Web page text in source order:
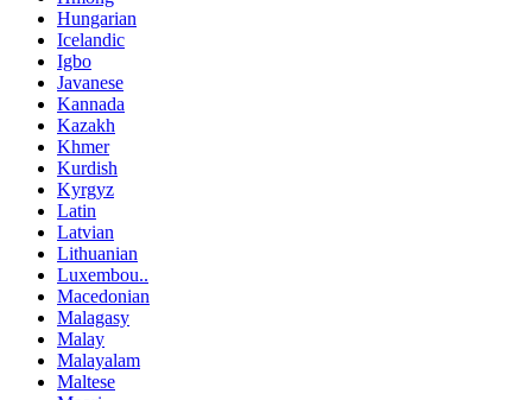
Hungarian
Icelandic
Igbo
Javanese
Kannada
Kazakh
Khmer
Kurdish
Kyrgyz
Latin
Latvian
Lithuanian
Luxembou..
Macedonian
Malagasy
Malay
Malayalam
Maltese